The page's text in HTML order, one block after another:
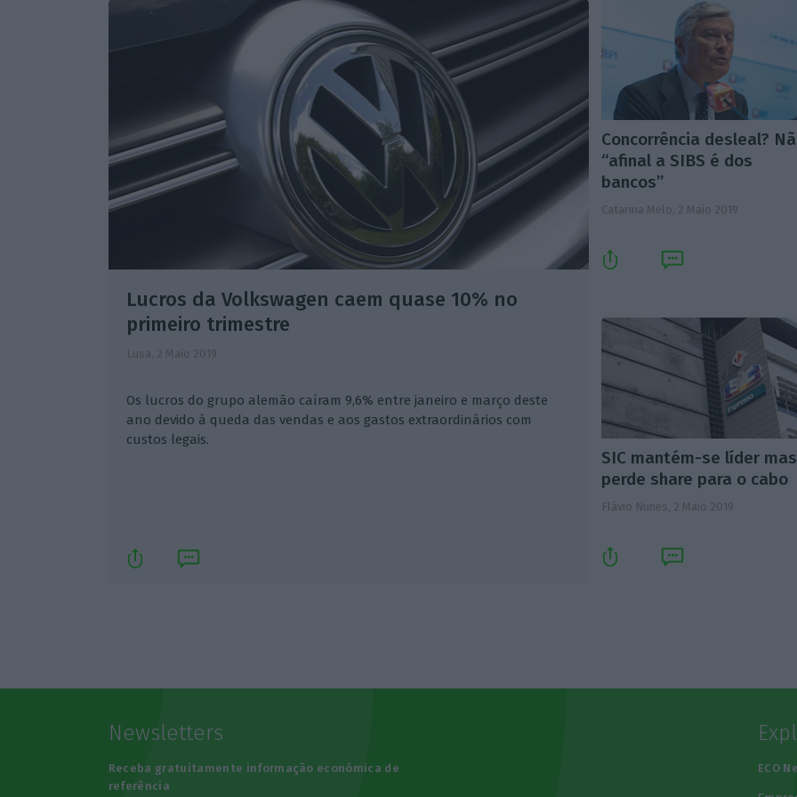
Lucros da Volkswagen caem quase 10% no
primeiro trimestre
Lusa, 2 Maio 2019
Os lucros do grupo alemão caíram 9,6% entre janeiro e março deste
ano devido à queda das vendas e aos gastos extraordinários com
custos legais.
Concorrência desleal?
“afinal a SIBS é dos
bancos”
Catarina Melo, 2 Maio 2019
SIC mantém-se líder mas
perde share para o cabo
Flávio Nunes, 2 Maio 2019
Newsletters
Receba gratuitamente informação económica de
referência
ECO